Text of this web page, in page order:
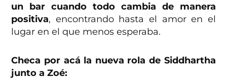
un bar cuando todo cambia de manera
positiva, encontrando hasta el amor en el
lugar en el que menos esperaba.
Checa por acá la nueva rola de Siddhartha
junto a Zoé: